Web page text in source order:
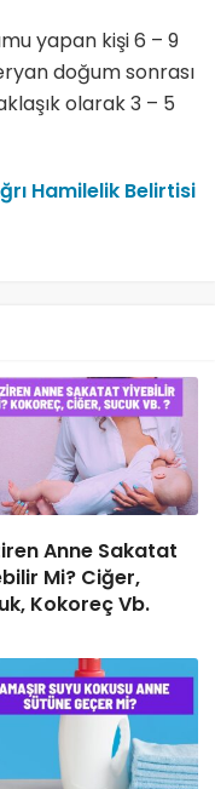
yapan kişi 6 – 9
doğum sonrası
olarak 3 – 5
Hamilelik Belirtisi
Anne Sakatat
Mi? Ciğer,
Kokoreç Vb.